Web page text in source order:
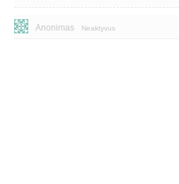
Anonimas Neaktyvus